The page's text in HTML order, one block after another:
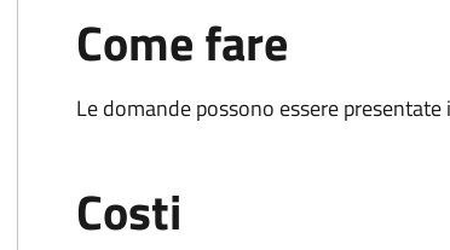
Come fare
Le domande possono essere
Costi